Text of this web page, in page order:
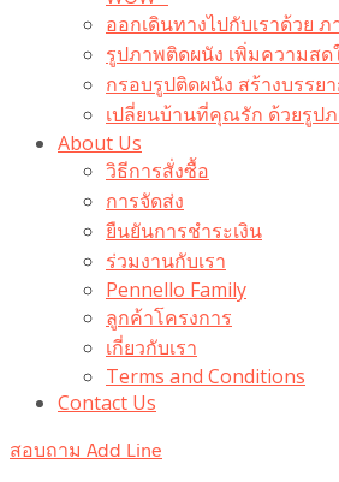
ออกเดินทางไปกับเราด้วย ภ
รูปภาพติดผนัง เพิ่มความส
กรอบรูปติดผนัง สร้างบรร
เปลี่ยนบ้านที่คุณรัก ด้วยรูป
About Us
วิธีการสั่งซื้อ
การจัดส่ง
ยืนยันการชำระเงิน
ร่วมงานกับเรา
Pennello Family
ลูกค้าโครงการ
เกี่ยวกับเรา
Terms and Conditions
Contact Us
สอบถาม Add Line